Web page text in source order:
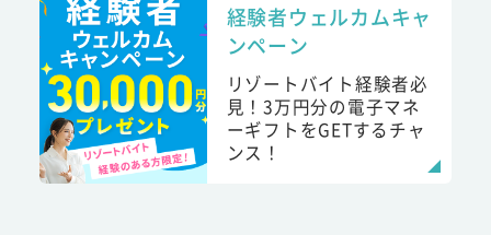
経験者ウェルカムキャ
ンペーン
リゾートバイト経験者必
見！3万円分の電子マネ
ーギフトをGETするチャ
ンス！